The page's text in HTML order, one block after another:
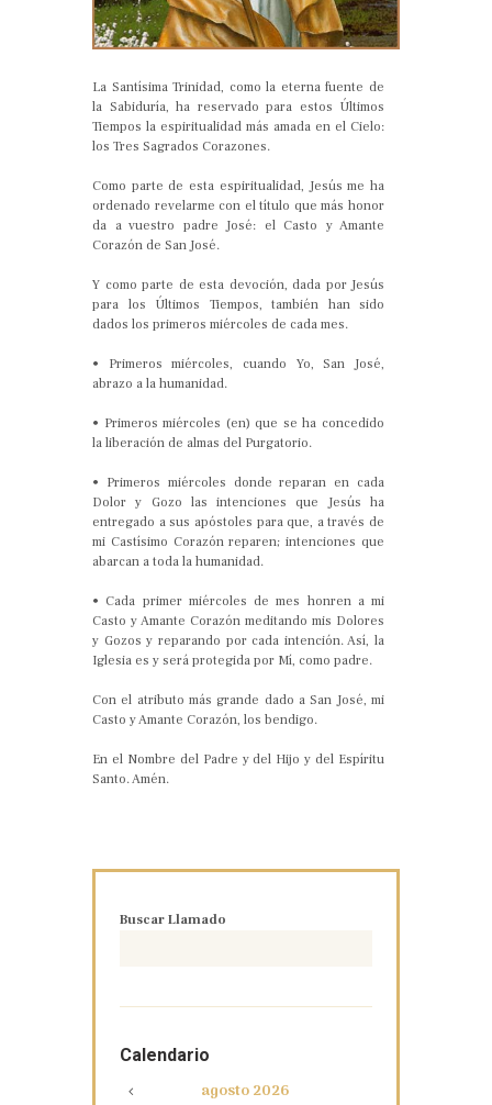
La Santísima Trinidad, como la eterna fuente de
la Sabiduría, ha reservado para estos Últimos
Tiempos la espiritualidad más amada en el Cielo:
los Tres Sagrados Corazones.
Como parte de esta espiritualidad, Jesús me ha
ordenado revelarme con el título que más honor
da a vuestro padre José: el Casto y Amante
Corazón de San José.
Y como parte de esta devoción, dada por Jesús
para los Últimos Tiempos, también han sido
dados los primeros miércoles de cada mes.
• Primeros miércoles, cuando Yo, San José,
abrazo a la humanidad.
• Primeros miércoles (en) que se ha concedido
la liberación de almas del Purgatorio.
• Primeros miércoles donde reparan en cada
Dolor y Gozo las intenciones que Jesús ha
entregado a sus apóstoles para que, a través de
mi Castísimo Corazón reparen; intenciones que
abarcan a toda la humanidad.
• Cada primer miércoles de mes honren a mi
Casto y Amante Corazón meditando mis Dolores
y Gozos y reparando por cada intención. Así, la
Iglesia es y será protegida por Mí, como padre.
Con el atributo más grande dado a San José, mi
Casto y Amante Corazón, los bendigo.
En el Nombre del Padre y del Hijo y del Espíritu
Santo. Amén.
Buscar Llamado
Calendario
agosto2026